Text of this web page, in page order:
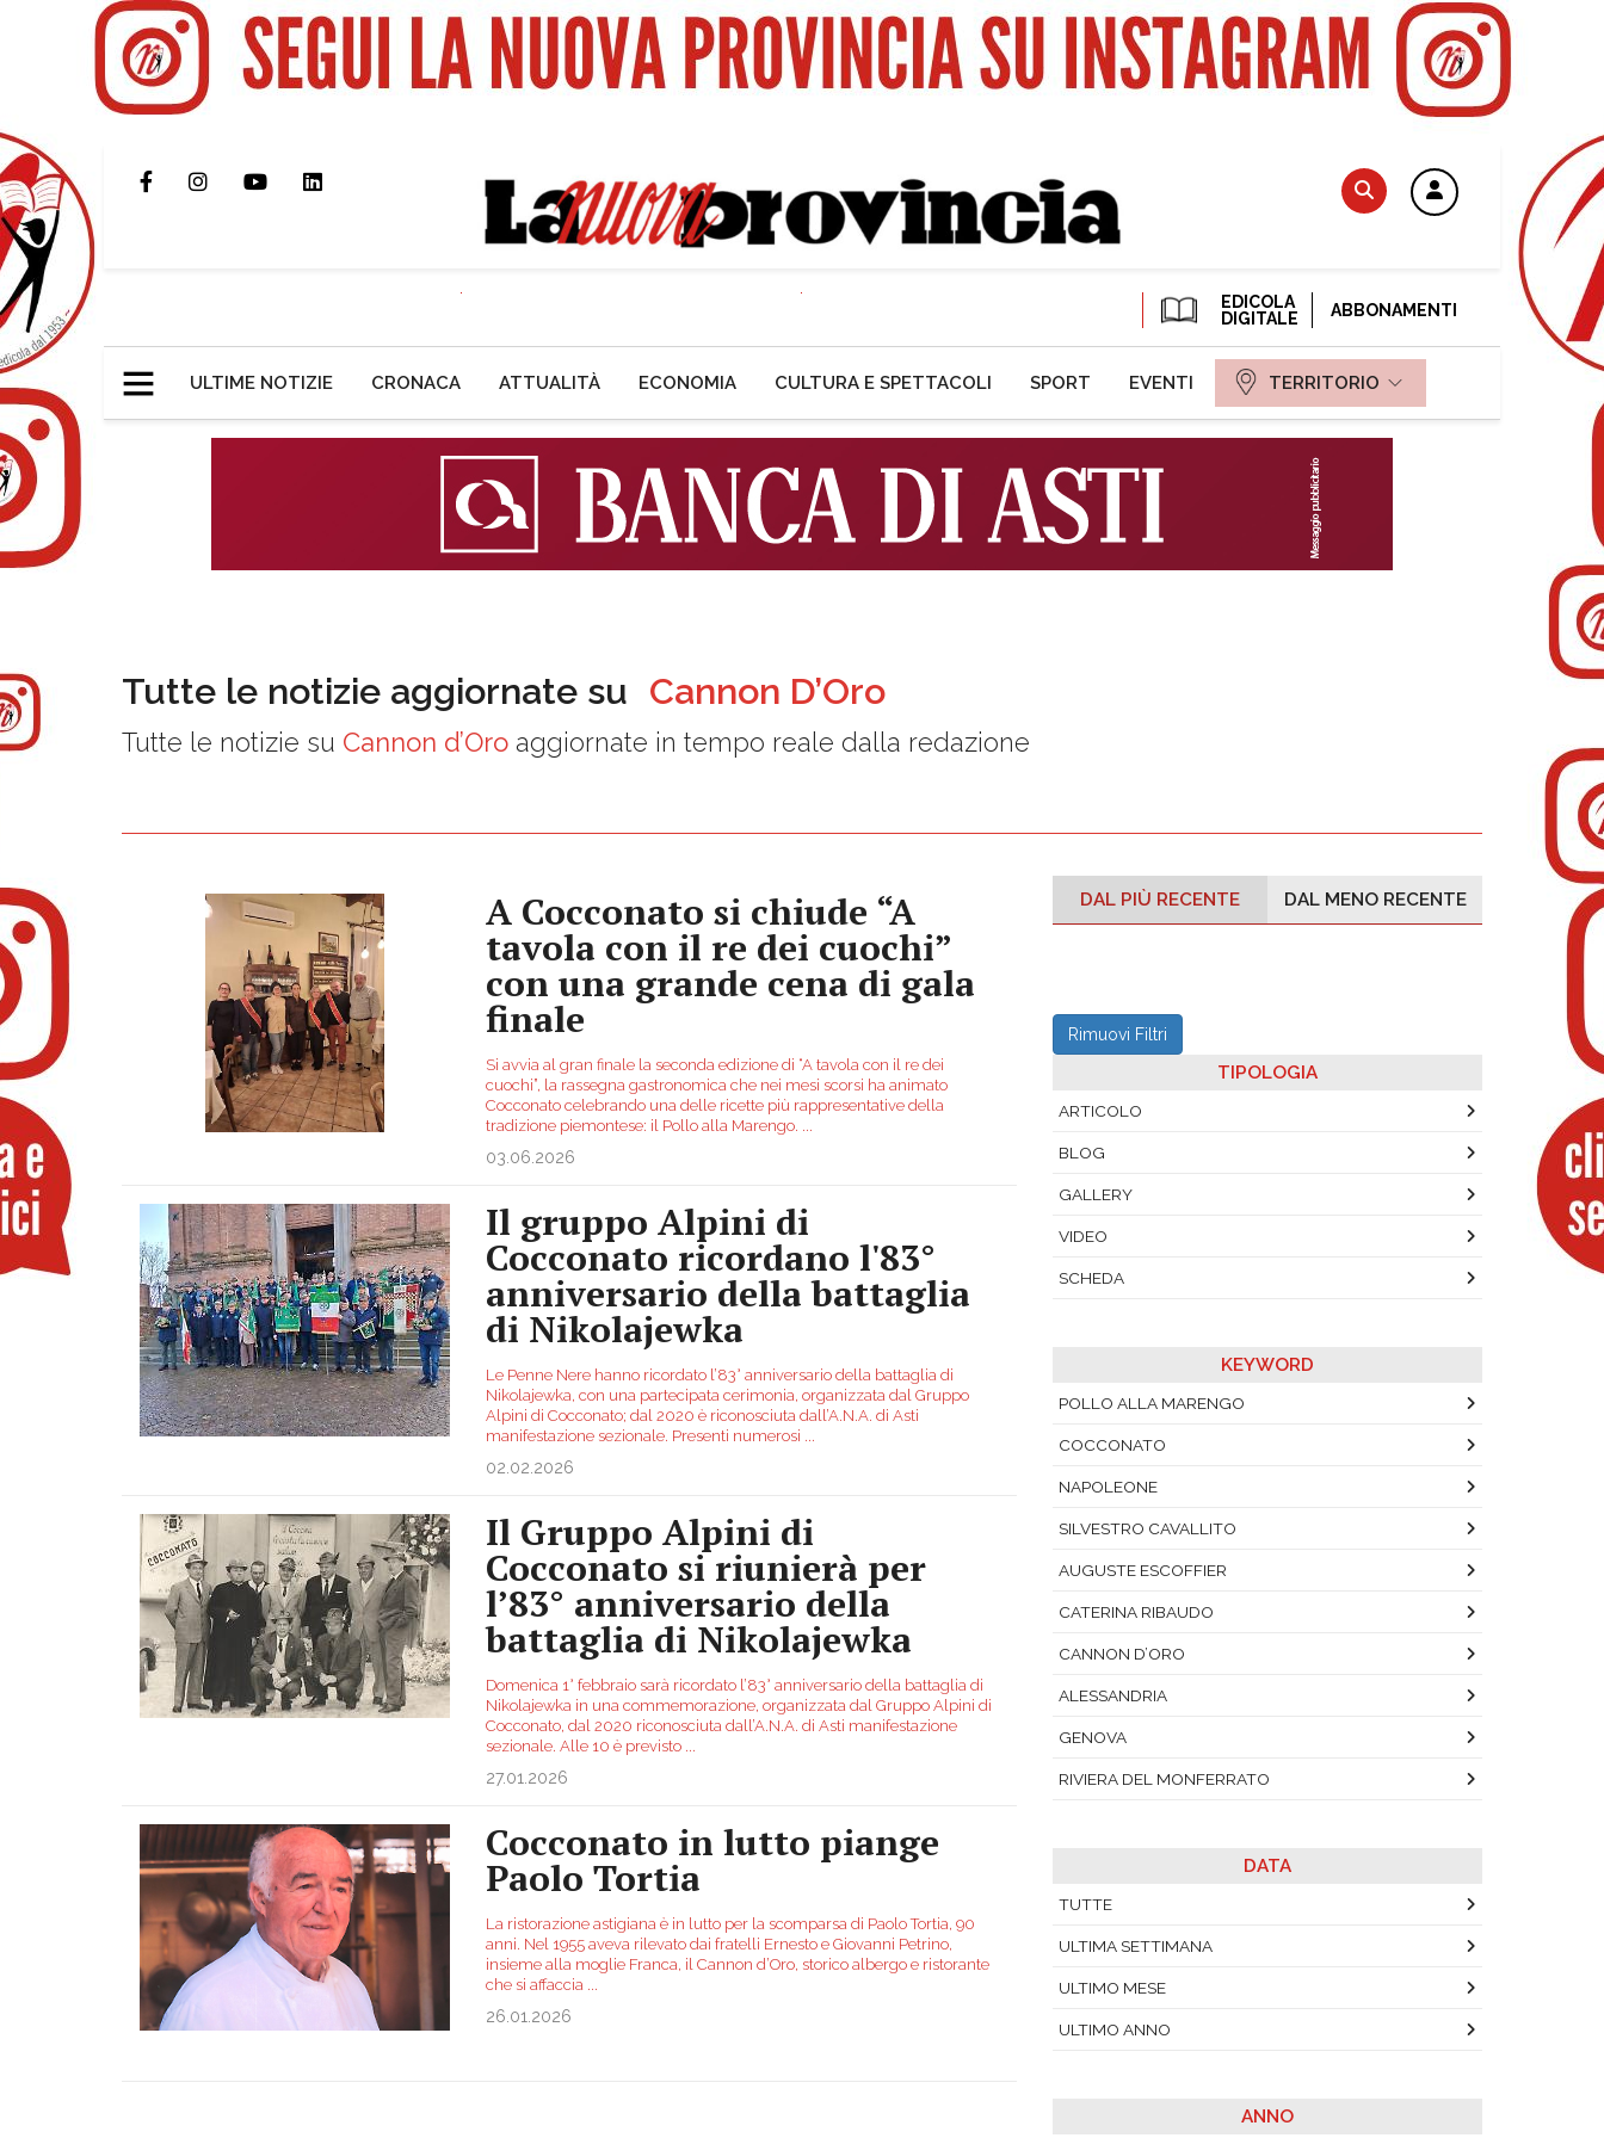
EDICOLA
DIGITALE
ABBONAMENTI
ULTIME NOTIZIE CRONACA ATTUALITÀ ECONOMIA CULTURA E SPETTACOLI SPORT EVENTI TERRITORIO
Tutte le notizie aggiornate su Cannon D’Oro
Tutte le notizie su Cannon d’Oro aggiornate in tempo reale dalla redazione
A Cocconato si chiude “A
tavola con il re dei cuochi”
con una grande cena di gala
finale
Si avvia al gran finale la seconda edizione di “A tavola con il re dei
cuochi”, la rassegna gastronomica che nei mesi scorsi ha animato
Cocconato celebrando una delle ricette più rappresentative della
tradizione piemontese: il Pollo alla Marengo.
03.06.2026
Il gruppo Alpini di
Cocconato ricordano l'83°
anniversario della battaglia
di Nikolajewka
Le Penne Nere hanno ricordato l’83° anniversario della battaglia di
Nikolajewka, con una partecipata cerimonia, organizzata dal Gruppo
Alpini di Cocconato; dal 2020 è riconosciuta dall’A.N.A. di Asti
manifestazione sezionale. Presenti numerosi
02.02.2026
Il Gruppo Alpini di
Cocconato si riunierà per
l’83° anniversario della
battaglia di Nikolajewka
Domenica 1° febbraio sarà ricordato l’83° anniversario della battaglia di
Nikolajewka in una commemorazione, organizzata dal Gruppo Alpini di
Cocconato, dal 2020 riconosciuta dall’A.N.A. di Asti manifestazione
sezionale. Alle 10 è previsto
27.01.2026
Cocconato in lutto piange
Paolo Tortia
La ristorazione astigiana è in lutto per la scomparsa di Paolo Tortia, 90
anni. Nel 1955 aveva rilevato dai fratelli Ernesto e Giovanni Petrino,
insieme alla moglie Franca, il Cannon d’Oro, storico albergo e ristorante
che si affaccia
26.01.2026
DAL PIÙ RECENTE DAL MENO RECENTE
Rimuovi Filtri
TIPOLOGIA
ARTICOLO
BLOG
GALLERY
VIDEO
SCHEDA
KEYWORD
POLLO ALLA MARENGO
COCCONATO
NAPOLEONE
SILVESTRO CAVALLITO
AUGUSTE ESCOFFIER
CATERINA RIBAUDO
CANNON D’ORO
ALESSANDRIA
GENOVA
RIVIERA DEL MONFERRATO
DATA
TUTTE
ULTIMA SETTIMANA
ULTIMO MESE
ULTIMO ANNO
ANNO